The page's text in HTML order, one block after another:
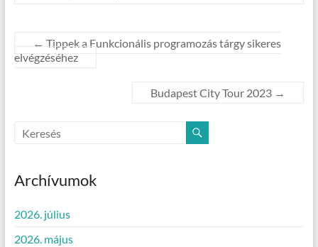
← Tippek a Funkcionális programozás tárgy sikeres
elvégzéséhez
Budapest City Tour 2023 →
Archívumok
2026. július
2026. május